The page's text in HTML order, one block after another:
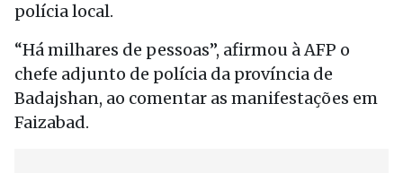
polícia local.
“Há milhares de pessoas”, afirmou à AFP o
chefe adjunto de polícia da província de
Badajshan, ao comentar as manifestações em
Faizabad.